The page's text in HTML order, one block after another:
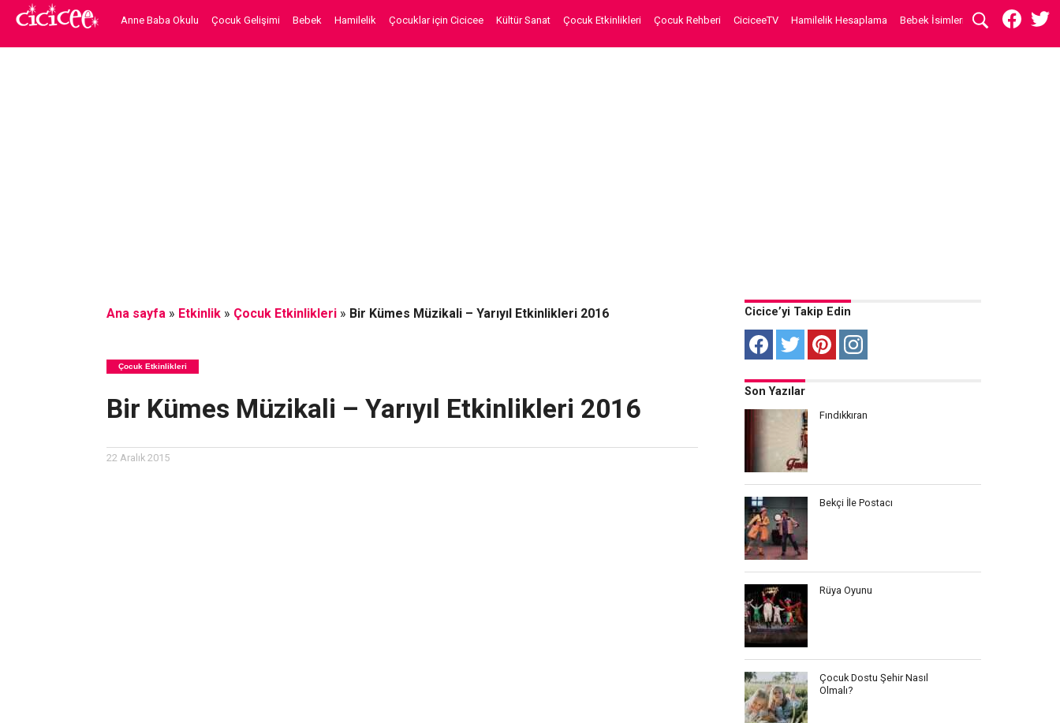
Anne Baba Okulu Çocuk Gelişimi Bebek Hamilelik Çocuklar için Cicicee Kültür Sanat Çocuk Etkinlikleri Çocuk Rehberi CiciceeTV Hamilelik Hesaplama Bebek İsimleri
Ana sayfa» Etkinlik» Çocuk Etkinlikleri» Bir Kümes Müzikali – Yarıyıl Etkinlikleri 2016
Çocuk Etkinlikleri
Bir Kümes Müzikali – Yarıyıl Etkinlikleri 2016
22 Aralık 2015
Cicice’yi Takip Edin
Son Yazılar
Fındıkkıran
Bekçi İle Postacı
Rüya Oyunu
Çocuk Dostu Şehir Nasıl
Olmalı?